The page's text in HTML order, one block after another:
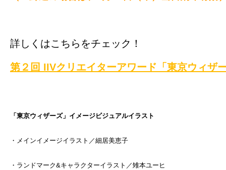
詳しくはこちらをチェック！
第２回 IIVクリエイターアワード「東京ウィザ
「東京ウィザーズ」イメージビジュアルイラスト
・メインイメージイラスト／細居美恵子
・ランドマーク&キャラクターイラスト／雉本ユーヒ